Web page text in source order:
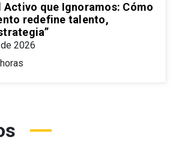
Activo que Ignoramos: Cómo
redefine talento,
2026